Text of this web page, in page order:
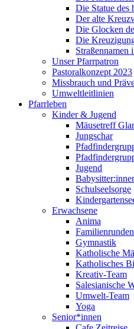
Die Statue des
Der alte
Die Glocken
Die
Straßennamen
Unser Pfarrpatron
Pastoralkonzept 2023
Missbrauch und
Umweltleitlinien
Pfarrleben
Kinder & Jugend
Mäusetreff
Jungschar
Jugend
Schulseelsorge
Erwachsene
Anima
Gymnastik
Katholische
Katholisches
Kreativ-Team
Salesianische
Umwelt-Team
Yoga
Senior*innen